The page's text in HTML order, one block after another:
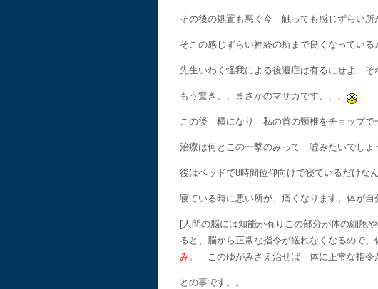
その後の処置も悪く今 触っても感じずらい所
そこの感じずらい神経の所まで良くなっている
先生いわく怪我による後遺症は有るにせよ
もう驚き、、まさかのマサカです、、、
この後 横になり 私の首の頸椎をチョップで
治療は何とこの一撃のみって 嘘みたいでしょ
後はベッドで8時間位仰向けで寝ているだけな
寝ている時に悪い所が、痛くなります、体が自
[人間の脳には知能が有りこの部分が体の細胞
ると、脳から正常な指令が送れなくなるので
み。 このゆがみさえ治せば 体に正常な指令
との事です。。